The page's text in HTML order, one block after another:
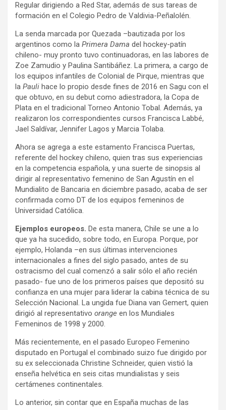
Regular dirigiendo a Red Star, además de sus tareas de
formación en el Colegio Pedro de Valdivia-Peñalolén.
La senda marcada por Quezada –bautizada por los
argentinos como la Primera Dama del hockey-patín
chileno- muy pronto tuvo continuadoras, en las labores de
Zoe Zamudio y Paulina Santibáñez. La primera, a cargo de
los equipos infantiles de Colonial de Pirque, mientras que
la Pauli hace lo propio desde fines de 2016 en Sagu con el
que obtuvo, en su debut como adiestradora, la Copa de
Plata en el tradicional Torneo Antonio Tobal. Además, ya
realizaron los correspondientes cursos Francisca Labbé,
Jael Saldívar, Jennifer Lagos y Marcia Tolaba.
Ahora se agrega a este estamento Francisca Puertas,
referente del hockey chileno, quien tras sus experiencias
en la competencia española, y una suerte de sinopsis al
dirigir al representativo femenino de San Agustín en el
Mundialito de Bancaria en diciembre pasado, acaba de ser
confirmada como DT de los equipos femeninos de
Universidad Católica.
Ejemplos europeos. De esta manera, Chile se une a lo
que ya ha sucedido, sobre todo, en Europa. Porque, por
ejemplo, Holanda –en sus últimas intervenciones
internacionales a fines del siglo pasado, antes de su
ostracismo del cual comenzó a salir sólo el año recién
pasado- fue uno de los primeros países que depositó su
confianza en una mujer para liderar la cabina técnica de su
Selección Nacional. La ungida fue Diana van Gemert, quien
dirigió al representativo orange en los Mundiales
Femeninos de 1998 y 2000.
Más recientemente, en el pasado Europeo Femenino
disputado en Portugal el combinado suizo fue dirigido por
su ex seleccionada Christine Schneider, quien vistió la
enseña helvética en seis citas mundialistas y seis
certámenes continentales.
Lo anterior, sin contar que en España muchas de las